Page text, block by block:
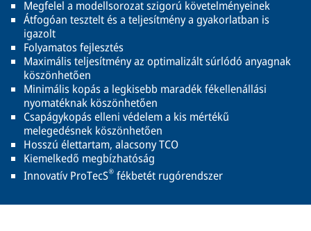
Megfelel a modellsorozat szigorú követelményeinek
Átfogóan tesztelt és a teljesítmény a gyakorlatban is
igazolt
Folyamatos fejlesztés
Maximális teljesítmény az optimalizált súrlódó anyagnak
köszönhetően
Minimális kopás a legkisebb maradék fékellenállási
nyomatéknak köszönhetően
Csapágykopás elleni védelem a kis mértékű
melegedésnek köszönhetően
Hosszú élettartam, alacsony TCO
Kiemelkedő megbízhatóság
Innovatív ProTecS® fékbetét rugórendszer